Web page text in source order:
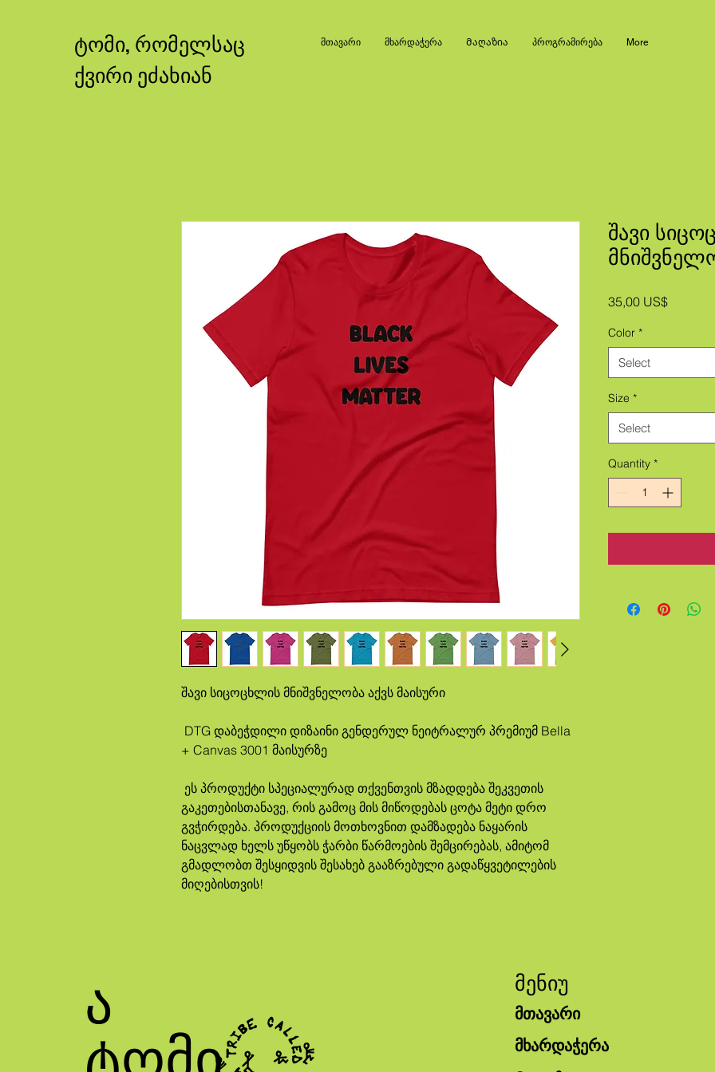
ტომი, რომელსაც
ქვირი ეძახიან
მთავარი მხარდაჭერა Მაღაზია პროგრამირება More
შავი სიცოცხლის მნიშვნელობა აქვს მაისური
+ Canvas 3001 მაისურზე
გაკეთებისთანავე, რის გამოც მის მიწოდებას ცოტა მეტი დრო
გვჭირდება. პროდუქციის მოთხოვნით დამზადება ნაყარის
ნაცვლად ხელს უწყობს ჭარბი წარმოების შემცირებას, ამიტომ
გმადლობთ შესყიდვის შესახებ გააზრებული გადაწყვეტილების
მიღებისთვის!
შავი
35,00 US$Price
Color *
Select
Size *
Select
Quantity *
ა
ტომი
მენიუ
მთავარი
მხარდაჭერა